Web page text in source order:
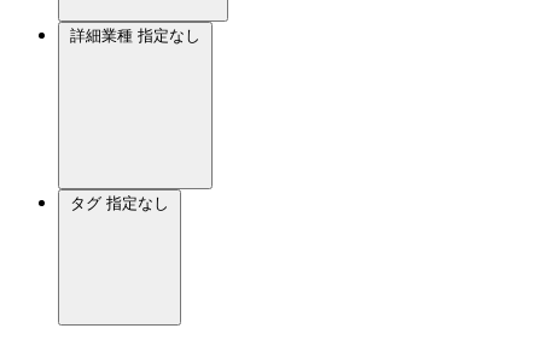
詳細業種 指定なし
タグ 指定なし